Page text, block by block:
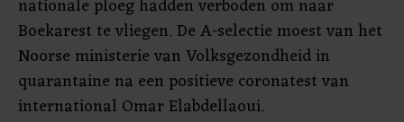
nationale ploeg hadden verboden om naar
Boekarest te vliegen. De A-selectie moest van het
Noorse ministerie van Volksgezondheid in
quarantaine na een positieve coronatest van
international Omar Elabdellaoui.